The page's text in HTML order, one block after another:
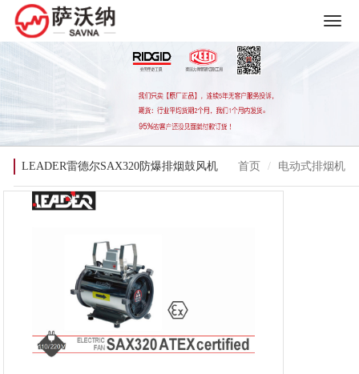
LEADER雷德尔SAX320防爆排烟鼓风机 首页 电动式排烟机